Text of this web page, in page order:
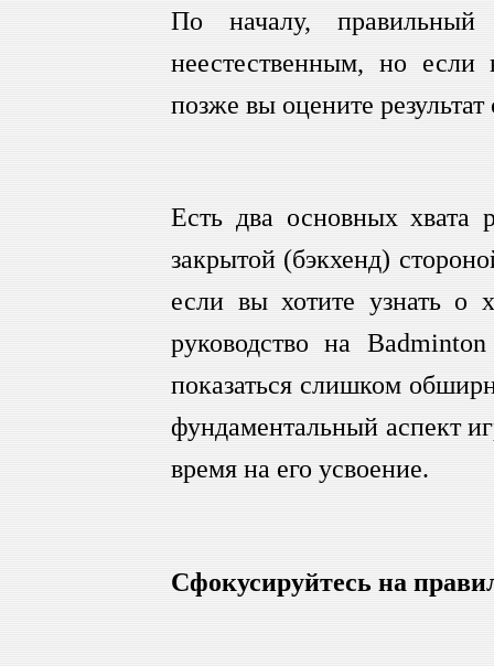
По началу,
неестественным, но если
позже вы оцените результат
Есть два основных хвата
закрытой (бэкхенд)
если вы хотите узнать о
руководство на
показаться слишком
фундаментальный аспект
время на его усвоение.
Сфокусируйтесь на